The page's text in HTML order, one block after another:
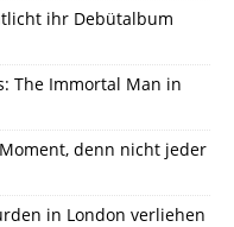
ihr Debütalbum
The Immortal Man in
denn nicht jeder
in London verliehen